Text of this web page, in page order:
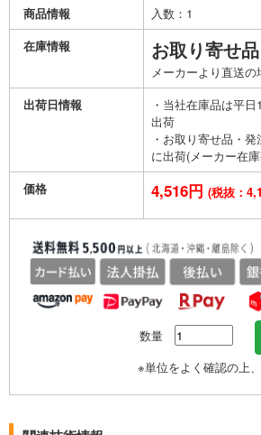
商品情報
入数：1
在庫情報
お取り寄せ
メーカーより直送の
出荷日情報
・当社在庫品は平
出荷
・お取り寄せ品・
に出荷(メーカー在庫
価格
4,516円 (税抜：
数量
※単位をよく確認の上